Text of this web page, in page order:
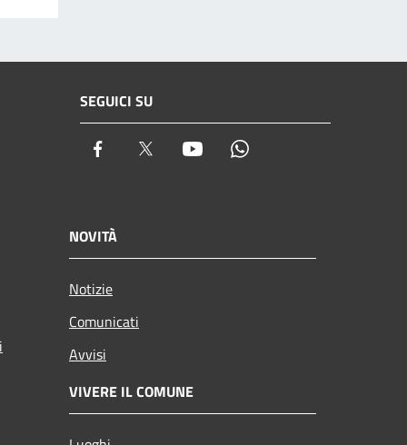
SEGUICI SU
Facebook Twitter Youtube
NOVITÀ
Notizie
Comunicati
Avvisi
VIVERE IL COMUNE